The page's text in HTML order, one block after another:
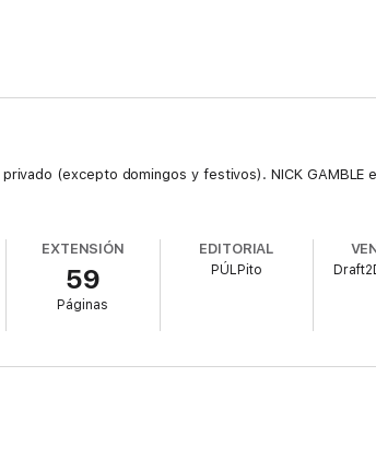
(excepto domingos y festivos). NICK GAMBLE
EXTENSIÓN
59
Páginas
EDITORIAL
PÚLPito